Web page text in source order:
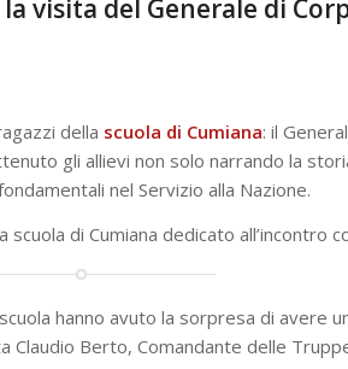
visita del Generale di
della scuola di Cumiana: il
gli allievi non solo narrando la
nel Servizio alla Nazione.
di Cumiana dedicato all’incontro
hanno avuto la sorpresa di avere
Claudio Berto, Comandante delle